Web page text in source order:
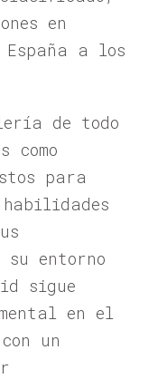
en
a los
de todo
como
para
su entorno
sigue
en el
un